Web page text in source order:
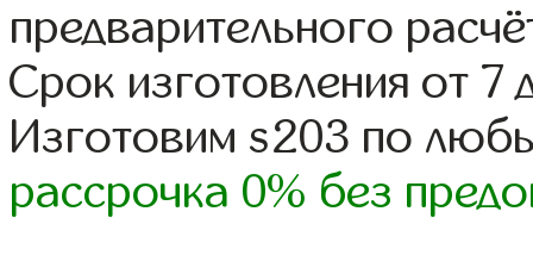
предварительного
Срок изготовления от 7
Изготовим s203 по
рассрочка 0% без